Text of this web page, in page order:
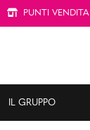
PUNTI VENDITA
IL GRUPPO